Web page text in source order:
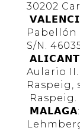
30202
Pabellón
S/N.
Aulario II.
Raspeig,